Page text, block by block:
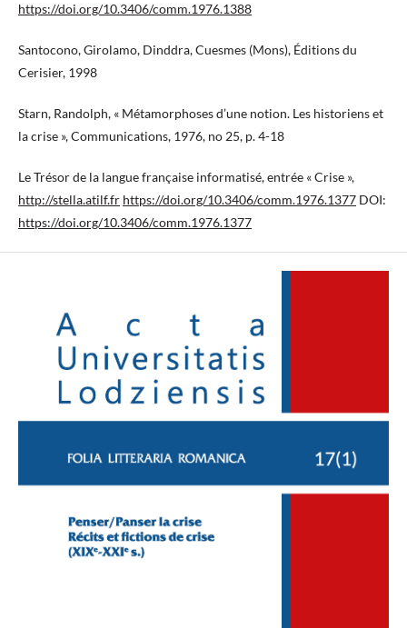
https://doi.org/10.3406/comm.1976.1388
Santocono, Girolamo, Dinddra, Cuesmes (Mons), Éditions du
Cerisier, 1998
Starn, Randolph, « Métamorphoses d’une notion. Les historiens et
la crise », Communications, 1976, no 25, p. 4-18
Le Trésor de la langue française informatisé, entrée « Crise »,
http://stella.atilf.fr https://doi.org/10.3406/comm.1976.1377 DOI:
https://doi.org/10.3406/comm.1976.1377